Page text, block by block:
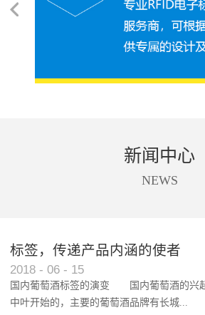
新闻中心
NEWS
标签，传递产品内涵的使者
2018 - 06 - 15
国内葡萄酒标签的演变 国内葡萄酒的兴
中叶开始的，主要的葡萄酒品牌有长城...